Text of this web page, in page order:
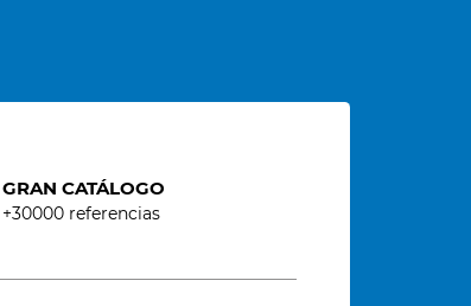
GRAN CATÁLOGO
+30000 referencias